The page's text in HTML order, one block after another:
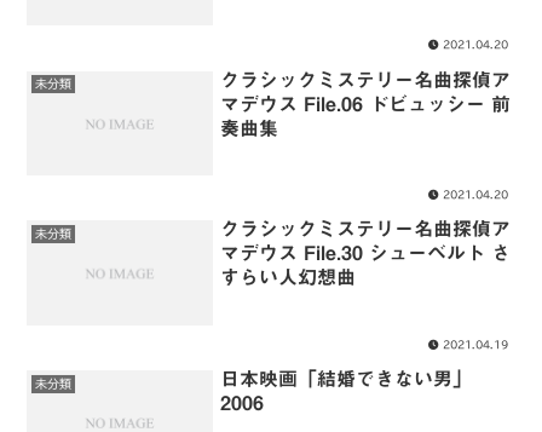
2021.04.20
未分類
クラシックミステリー名曲探偵ア
マデウス File.06 ドビュッシー 前
奏曲集
2021.04.20
未分類
クラシックミステリー名曲探偵ア
マデウス File.30 シューベルト さ
すらい人幻想曲
2021.04.19
未分類
日本映画「結婚できない男」
2006